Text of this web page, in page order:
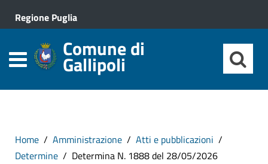
Regione Puglia
Comune di
Gallipoli
Home Amministrazione
Atti e pubblicazioni
Determine
Determina N. 1888 del 28/05/2026